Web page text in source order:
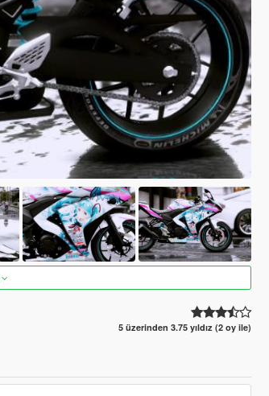
5 üzerinden 3.75 yıldız (2 oy ile)